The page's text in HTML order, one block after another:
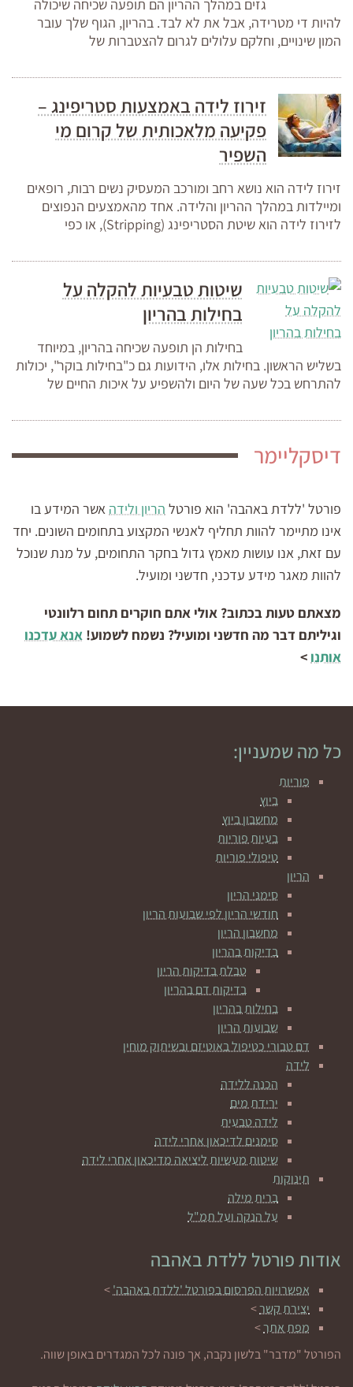
גזים במהלך ההריון הם תופעה שכיחה שיכולה
להיות די מטרידה, אבל את לא לבד. בהריון, הגוף שלך עובר
המון שינויים, וחלקם עלולים לגרום להצטברות של
זירוז לידה באמצעות סטריפינג –
פקיעה מלאכותית של קרום מי
השפיר
זירוז לידה הוא נושא רחב ומורכב המעסיק נשים רבות, רופאים
ומיילדות במהלך ההריון והלידה. אחד מהאמצעים הנפוצים
לזירוז לידה הוא שיטת הסטריפינג (Stripping), או כפי
שיטות טבעיות להקלה על
בחילות בהריון
בחילות הן תופעה שכיחה בהריון, במיוחד
בשליש הראשון. בחילות אלו, הידועות גם כ"בחילות בוקר", יכולות
להתרחש בכל שעה של היום ולהשפיע על איכות החיים של
דיסקליימר
פורטל 'ללדת באהבה' הוא פורטל הריון ולידה אשר המידע בו
אינו מתיימר להוות תחליף לאנשי המקצוע בתחומים השונים. יחד
עם זאת, אנו עושות מאמץ גדול בחקר התחומים, על מנת שנוכל
להוות מאגר מידע עדכני, חדשני ומועיל.
מצאתם טעות בכתוב? אולי אתם חוקרים תחום רלוונטי
וגיליתם דבר מה חדשני ומועיל? נשמח לשמוע! אנא עדכנו
אותנו >
כל מה שמעניין:
פוריות
ביוץ
מחשבון ביוץ
בעיות פוריות
טיפולי פוריות
הריון
סימני הריון
חודשי הריון לפי שבועות הריון
מחשבון הריון
בדיקות בהריון
טבלת בדיקות הריון
בדיקות דם בהריון
בחילות בהריון
שבועות הריון
דם טבורי כטיפול באוטיזם ובשיתוק מוחין
לידה
הכנה ללידה
ירידת מים
לידה טבעית
סימנים לדיכאון אחרי לידה
שיטות מעשיות ליציאה מדיכאון אחרי לידה
תינוקות
ברית מילה
על הנקה ועל תמ"ל
אודות פורטל ללדת באהבה
אפשרויות הפרסום בפורטל 'ללדת באהבה'>
יצירת קשר>
מפת אתר>
הפורטל "מדבר" בלשון נקבה, אך פונה לכל המגדרים באופן שווה.